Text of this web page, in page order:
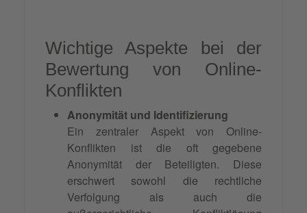
Wichtige Aspekte bei der
Bewertung von Online-
Konflikten
Anonymität und Identifizierung
Ein zentraler Aspekt von Online-
Konflikten ist die oft gegebene
Anonymität der Beteiligten. Diese
erschwert sowohl die rechtliche
Verfolgung als auch die